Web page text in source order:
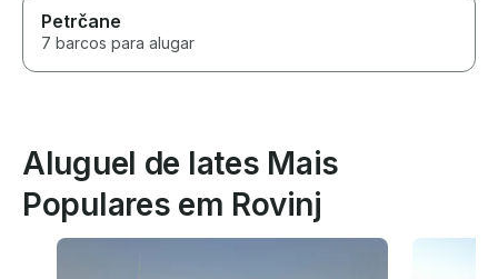
Petrčane
7 barcos para alugar
Aluguel de Iates Mais
Populares em Rovinj